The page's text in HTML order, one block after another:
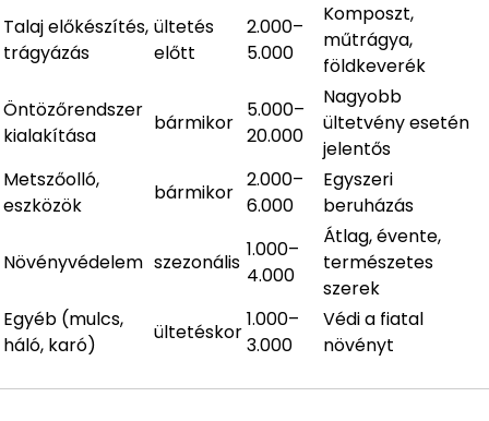
Talaj előkészítés,
trágyázás
ültetés
előtt
2.000–
5.000
Komposzt,
műtrágya,
földkeverék
Öntözőrendszer
kialakítása
bármikor
5.000–
20.000
Nagyobb
ültetvény esetén
jelentős
Metszőolló,
eszközök
bármikor
2.000–
6.000
Egyszeri
beruházás
Növényvédelem szezonális
1.000–
4.000
Átlag, évente,
természetes
szerek
Egyéb (mulcs,
háló, karó)
ültetéskor
1.000–
3.000
Védi a fiatal
növényt